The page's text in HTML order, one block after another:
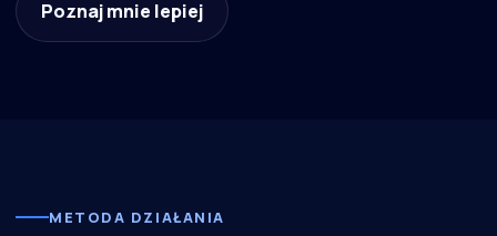
Poznaj mnie lepiej
METODA DZIAŁANIA